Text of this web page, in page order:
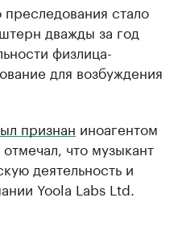
стало
дважды за год
физлица-
для возбуждения
признан иноагентом
что музыкант
деятельность и
Yoola Labs Ltd.